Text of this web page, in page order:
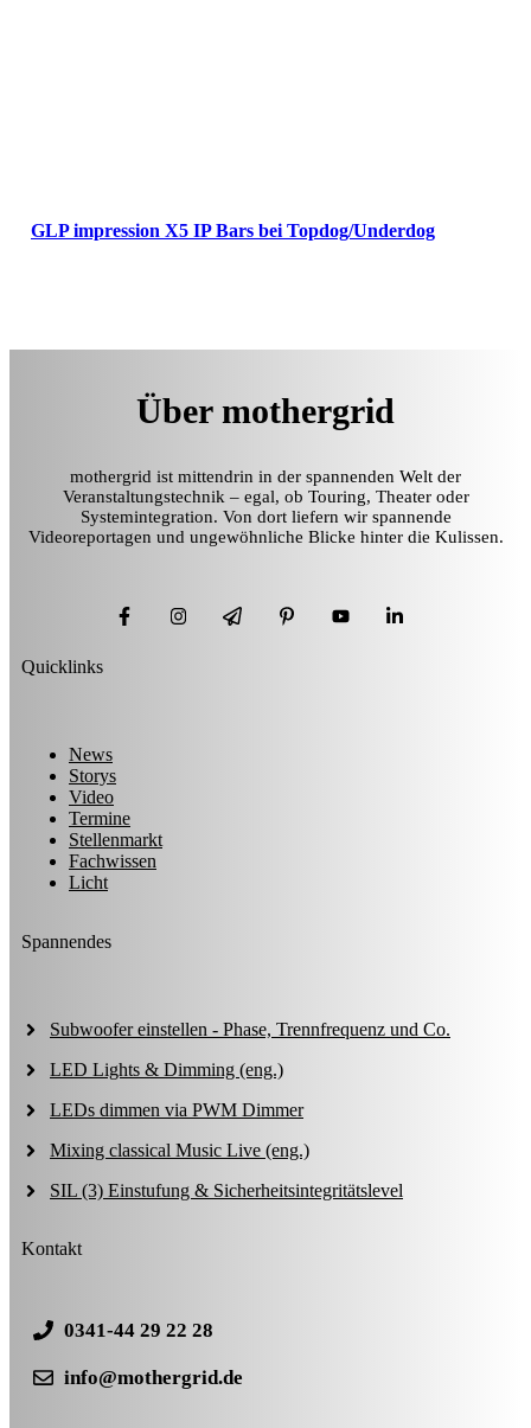
GLP impression X5 IP Bars bei Topdog/Underdog
Über mothergrid
mothergrid ist mittendrin in der spannenden Welt der
Veranstaltungstechnik – egal, ob Touring, Theater oder
Systemintegration. Von dort liefern wir spannende
Videoreportagen und ungewöhnliche Blicke hinter die Kulissen.
Quicklinks
News
Storys
Video
Termine
Stellenmarkt
Fachwissen
Licht
Spannendes
Subwoofer einstellen - Phase, Trennfrequenz und Co.
LED Lights & Dimming (eng.)
LEDs dimmen via PWM Dimmer
Mixing classical Music Live (eng.)
SIL (3) Einstufung & Sicherheitsintegritätslevel
Kontakt
0341-44 29 22 28
info@mothergrid.de